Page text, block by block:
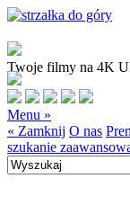
Twoje filmy na 4K
Menu »
« Zamknij O nas
szukanie